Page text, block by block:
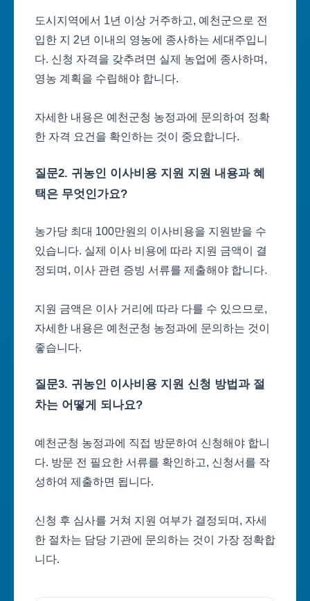
도시지역에서 1년 이상 거주하고, 예천군으로 전
입한 지 2년 이내의 영농에 종사하는 세대주입니
다. 신청 자격을 갖추려면 실제 농업에 종사하며,
영농 계획을 수립해야 합니다.
자세한 내용은 예천군청 농정과에 문의하여 정확
한 자격 요건을 확인하는 것이 중요합니다.
질문2. 귀농인 이사비용 지원 지원 내용과 혜
택은 무엇인가요?
농가당 최대 100만원의 이사비용을 지원받을 수
있습니다. 실제 이사 비용에 따라 지원 금액이 결
정되며, 이사 관련 증빙 서류를 제출해야 합니다.
지원 금액은 이사 거리에 따라 다를 수 있으므로,
자세한 내용은 예천군청 농정과에 문의하는 것이
좋습니다.
질문3. 귀농인 이사비용 지원 신청 방법과 절
차는 어떻게 되나요?
예천군청 농정과에 직접 방문하여 신청해야 합니
다. 방문 전 필요한 서류를 확인하고, 신청서를 작
성하여 제출하면 됩니다.
신청 후 심사를 거쳐 지원 여부가 결정되며, 자세
한 절차는 담당 기관에 문의하는 것이 가장 정확합
니다.